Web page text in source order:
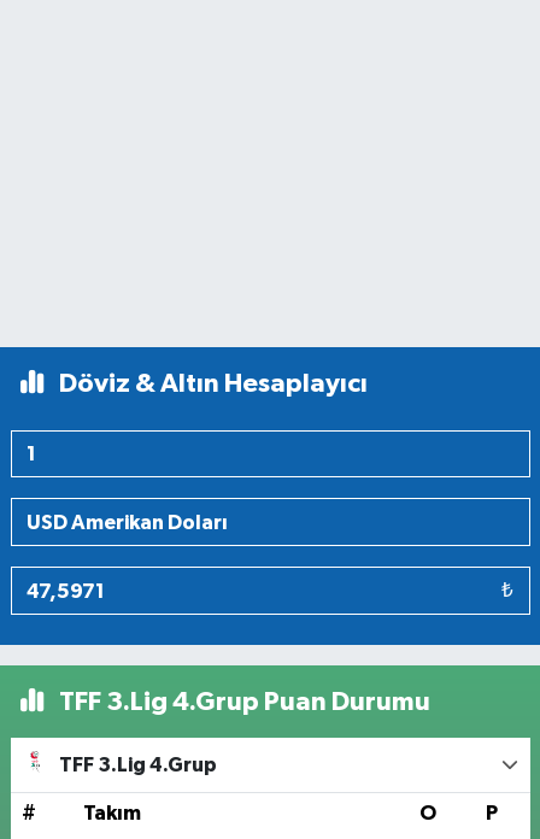
Döviz & Altın Hesaplayıcı
₺
TFF 3.Lig 4.Grup Puan Durumu
TFF 3.Lig 4.Grup
# Takım O P